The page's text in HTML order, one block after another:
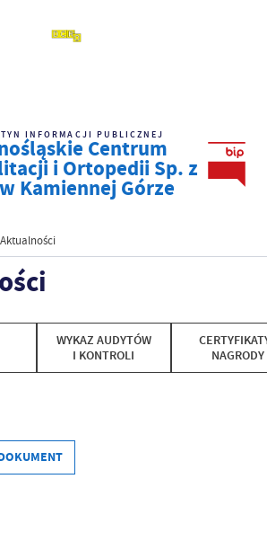
INFORMACJI PUBLICZNEJ
Centrum
i Ortopedii Sp. z
Kamiennej Górze
Aktualności
WYKAZ AUDYTÓW
I KONTROLI
NAGRODY